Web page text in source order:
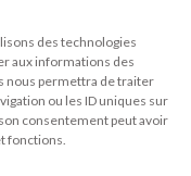
des technologies
aux informations des
nous permettra de traiter
ou les ID uniques sur
consentement peut avoir
fonctions.